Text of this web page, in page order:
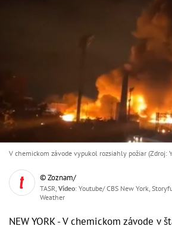
V chemickom závode vypukol rozsiahly požiar (Zdroj:
© Zoznam/
TASR, Video: Youtube/ CBS New York,
Weather
NEW YORK - V chemickom závode v